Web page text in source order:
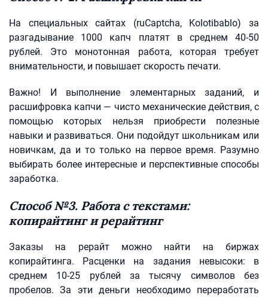
На специальных сайтах (ruCaptcha, Kolotibablo) за
разгадывание 1000 капч платят в среднем 40-50
рублей. Это монотонная работа, которая требует
внимательности, и повышает скорость печати.
Важно! И выполнение элементарных заданий, и
расшифровка капчи — чисто механические действия, с
помощью которых нельзя приобрести полезные
навыки и развиваться. Они подойдут школьникам или
новичкам, да и то только на первое время. Разумно
выбирать более интересные и перспективные способы
заработка.
Способ №3. Работа с текстами:
копирайтинг и рерайтинг
Заказы на рерайт можно найти на биржах
копирайтинга. Расценки на задания невысоки: в
среднем 10-25 рублей за тысячу символов без
пробелов. За эти деньги необходимо переработать